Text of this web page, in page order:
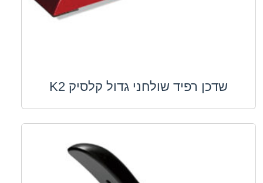
שדכן רפיד שולחני גדול קלסיק K2